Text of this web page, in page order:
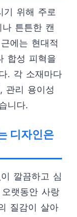
기 위해 주로
튼튼한 캔
에는 현대적
합성 피혁을
. 각 소재마다
관리 용이성
니다.
디자인은
깔끔하고 심
랫동안 사랑
질감이 살아